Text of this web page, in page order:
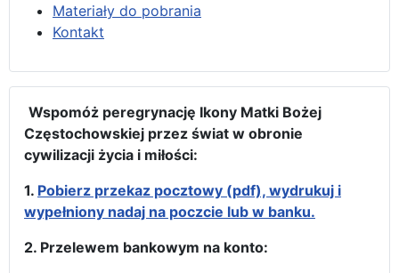
Materiały do pobrania
Kontakt
Wspomóż peregrynację Ikony Matki Bożej
Częstochowskiej przez świat w obronie
cywilizacji życia i miłości:
1. Pobierz przekaz pocztowy (pdf), wydrukuj i
wypełniony nadaj na poczcie lub w banku.
2. Przelewem bankowym na konto: